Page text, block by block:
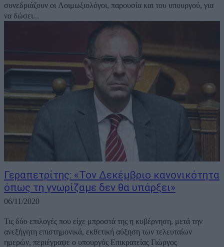
συνεδριάζουν οι Λοιμωξιολόγοι, παρουσία και του υπουργού, για
να δώσει...
Γεραπετρίτης: «Τον Δεκέμβριο κανονικότητα
όπως τη γνωρίζαμε δεν θα υπάρξει»
06/11/2020
Τις δύο επιλογές που είχε μπροστά της η κυβέρνηση, μετά την
ανεξήγητη επιστημονικά, εκθετική αύξηση των τελευταίων
ημερών, περιέγραψε ο υπουργός Επικρατείας Γιώργος